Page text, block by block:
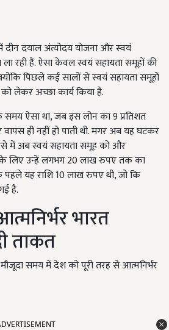
में दीन दयाल अंत्योदय योजना और स्वयं
रही हैं. ऐसा केवल स्वयं सहायता समूहों की
पिछले कई सालों से स्वयं सहायता समूहों
लेकर अच्छा कार्य किया है.
समय ऐसा था, जब इस लोन का 9 प्रतिशत
ही नहीं हो पाती थी. मगर अब यह घटकर
ऐसे में अब स्वयं सहायता समूह को और
लिए उन्हें लगभग 20 लाख रुपए तक का
पहले यह राशि 10 लाख रुपए थी, जो कि
है.
भारत
ताकत
समय में देश को पूरी तरह से आत्मनिर्भर